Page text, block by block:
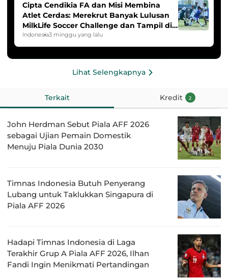
Cipta Cendikia FA dan Misi Membina
Atlet Cerdas: Merekrut Banyak Lulusan
MilkLife Soccer Challenge dan Tampil di
HYDROPLUS Soccer League
Indonesia3 minggu yang lalu
Lihat Selengkapnya
Terkait Kredit 2
John Herdman Sebut Piala AFF 2026
sebagai Ujian Pemain Domestik
Menuju Piala Dunia 2030
Timnas Indonesia Butuh Penyerang
Lubang untuk Taklukkan Singapura di
Piala AFF 2026
Hadapi Timnas Indonesia di Laga
Terakhir Grup A Piala AFF 2026, Ilhan
Fandi Ingin Menikmati Pertandingan